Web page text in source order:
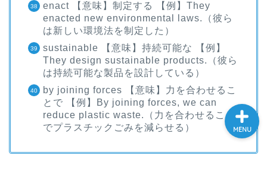
enact 【意味】制定する 【例】They
enacted new environmental laws.（彼ら
は新しい環境法を制定した）
sustainable 【意味】持続可能な 【例】
They design sustainable products.（彼ら
は持続可能な製品を設計している）
by joining forces 【意味】力を合わせるこ
とで 【例】By joining forces, we can
reduce plastic waste.（力を合わせること
でプラスチックごみを減らせる）
MENU
過去記事
CONTACT